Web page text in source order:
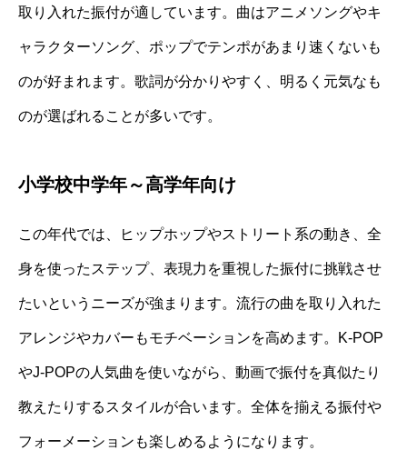
取り入れた振付が適しています。曲はアニメソングやキ
ャラクターソング、ポップでテンポがあまり速くないも
のが好まれます。歌詞が分かりやすく、明るく元気なも
のが選ばれることが多いです。
小学校中学年～高学年向け
この年代では、ヒップホップやストリート系の動き、全
身を使ったステップ、表現力を重視した振付に挑戦させ
たいというニーズが強まります。流行の曲を取り入れた
アレンジやカバーもモチベーションを高めます。K-POP
やJ-POPの人気曲を使いながら、動画で振付を真似たり
教えたりするスタイルが合います。全体を揃える振付や
フォーメーションも楽しめるようになります。